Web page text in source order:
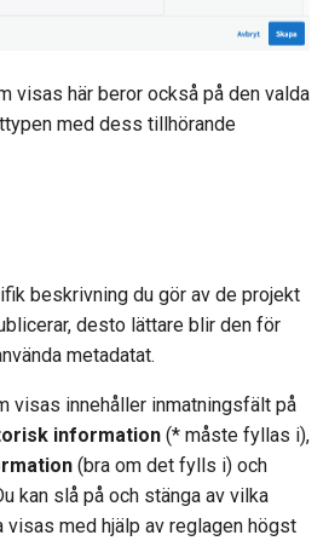
visas här beror också på den valda
med dess tillhörande
beskrivning du gör av de projekt
desto lättare blir den för
metadatat.
visas innehåller inmatningsfält på
information (* måste fyllas i),
(bra om det fylls i) och
kan slå på och stänga av vilka
med hjälp av reglagen högst